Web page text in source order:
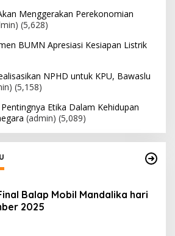
Menggerakan Perekonomian
(5,628)
BUMN Apresiasi Kesiapan Listrik
NPHD untuk KPU, Bawaslu
(5,158)
Etika Dalam Kehidupan
(admin) (5,089)
Balap Mobil Mandalika hari
2025